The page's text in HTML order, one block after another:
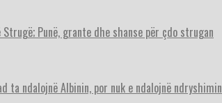
Punë, grante dhe shanse për çdo strugan
ta ndalojnë Albinin, por nuk e ndalojnë ndryshimin